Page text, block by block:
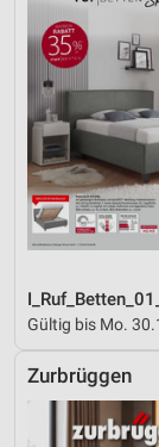
Gültig bis Mo.
Zurbrüggen